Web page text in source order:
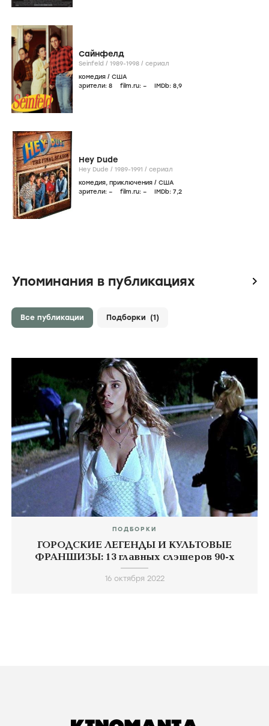
Сайнфелд
Seinfeld / 1989-1998 / сериал
комедия / США
зрители: 8 film.ru: – IMDb: 8,9
Hey Dude
Hey Dude / 1989-1991 / сериал
комедия, приключения / США
зрители: – film.ru: – IMDb: 7,2
Упоминания в публикациях icon
Все публикации Подборки (1)
ПОДБОРКИ
ГОРОДСКИЕ ЛЕГЕНДЫ И КУЛЬТОВЫЕ
ФРАНШИЗЫ: 13 главных слэшеров 90-х
16 октября 2022